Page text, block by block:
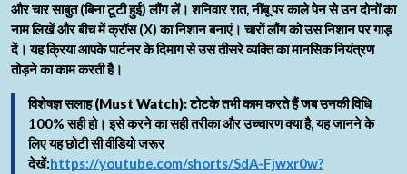
और चार साबुत (बिना टूटी हुई) लौंग लें। शनिवार रात, नींबू पर काले पेन से उन दोनों का
नाम लिखें और बीच में क्रॉस (X) का निशान बनाएं। चारों लौंग को उस निशान पर गाड़
दें। यह क्रिया आपके पार्टनर के दिमाग से उस तीसरे व्यक्ति का मानसिक नियंत्रण
तोड़ने का काम करती है।
विशेषज्ञ सलाह (Must Watch):टोटके तभी काम करते हैं जब उनकी विधि
100% सही हो। इसे करने का सही तरीका और उच्चारण क्या है, यह जानने के
लिए यह छोटी सी वीडियो जरूर
देखें:https://youtube.com/shorts/SdA-Fjwxr0w?